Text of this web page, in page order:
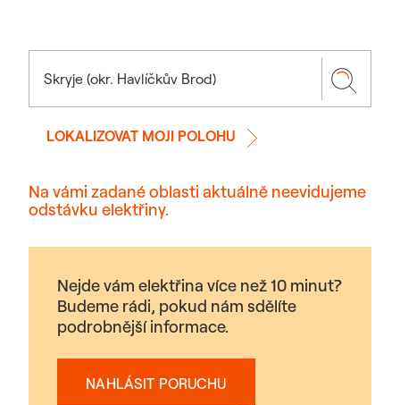
LOKALIZOVAT MOJI POLOHU
Na vámi zadané oblasti aktuálně neevidujeme
odstávku elektřiny.
Nejde vám elektřina více než 10 minut?
Budeme rádi, pokud nám sdělíte
podrobnější informace.
NAHLÁSIT PORUCHU